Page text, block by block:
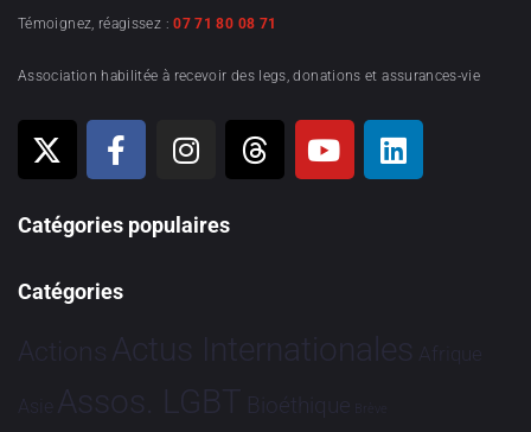
Témoignez, réagissez :07 71 80 08 71
Association habilitée à recevoir des legs, donations et assurances-vie
Catégories populaires
Catégories
Actions Actus Internationales Afrique
Asie Assos. LGBT Bioéthique Brève